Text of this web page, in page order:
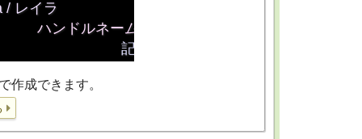
作成できます。